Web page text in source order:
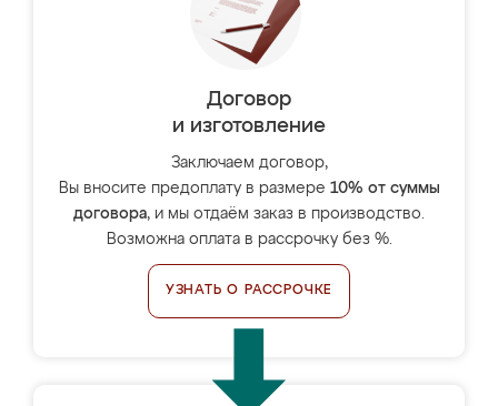
Договор
и изготовление
Заключаем договор,
Вы вносите предоплату в размере 10% от суммы
договора, и мы отдаём заказ в производство.
Возможна оплата в рассрочку без %.
УЗНАТЬ О РАССРОЧКЕ